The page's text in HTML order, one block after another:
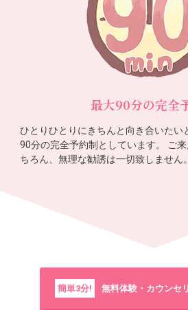
最大90分の完全
ひとりひとりにきちんと向き合いたい
90分の完全予約制としています。 ご
ちろん、無理な勧誘は一切致しません。
簡単3分! 無料体験・カウンセ